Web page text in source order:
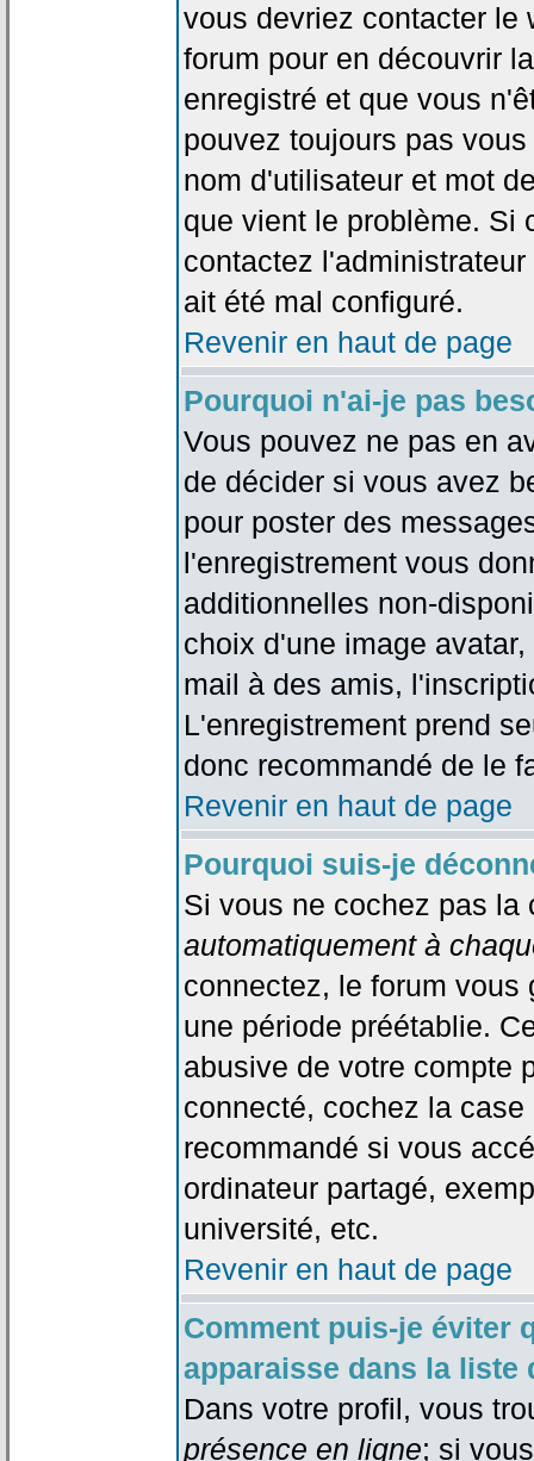
vous devriez contacter le
forum pour en découvrir
enregistré et que vous
pouvez toujours pas
nom d'utilisateur et mot
que vient le problème. Si
contactez
ait été mal configuré.
Revenir en haut de page
Pourquoi n'ai-je pas
Vous pouvez ne pas en
de décider si vous avez
pour poster des
l'enregistrement vous
additionnelles non-
choix d'une image
mail à des amis,
L'enregistrement prend
donc recommandé de le
Revenir en haut de page
Pourquoi suis-je
Si vous ne cochez pas
automatiquement à
connectez, le forum vous
une période préétablie.
abusive de votre compte
connecté, cochez la
recommandé si vous
ordinateur partagé,
université, etc.
Revenir en haut de page
Comment puis-je éviter
apparaisse dans la liste
Dans votre profil, vous
présence en ligne; si